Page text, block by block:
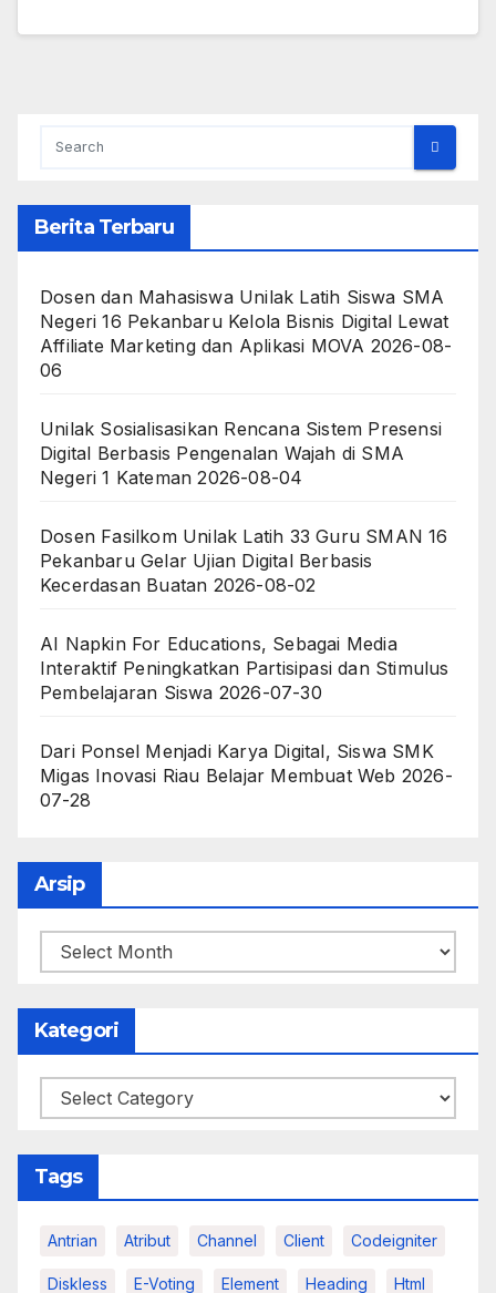
Berita Terbaru
Dosen dan Mahasiswa Unilak Latih Siswa SMA
Negeri 16 Pekanbaru Kelola Bisnis Digital Lewat
Affiliate Marketing dan Aplikasi MOVA 2026-08-
06
Unilak Sosialisasikan Rencana Sistem Presensi
Digital Berbasis Pengenalan Wajah di SMA
Negeri 1 Kateman 2026-08-04
Dosen Fasilkom Unilak Latih 33 Guru SMAN 16
Pekanbaru Gelar Ujian Digital Berbasis
Kecerdasan Buatan 2026-08-02
AI Napkin For Educations, Sebagai Media
Interaktif Peningkatkan Partisipasi dan Stimulus
Pembelajaran Siswa 2026-07-30
Dari Ponsel Menjadi Karya Digital, Siswa SMK
Migas Inovasi Riau Belajar Membuat Web 2026-
07-28
Arsip
Arsip
Kategori
Kategori
Tags
Antrian Atribut Channel Client Codeigniter
Diskless E-Voting Element Heading Html